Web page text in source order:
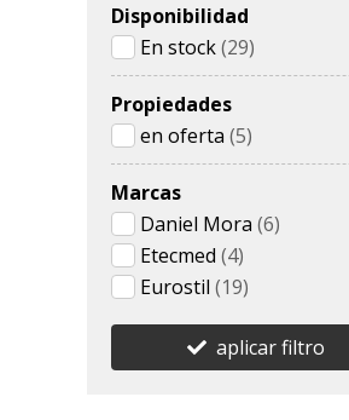
Disponibilidad
En stock(29)
Propiedades
en oferta (5)
Marcas
Daniel Mora (6)
Etecmed (4)
Eurostil (19)
aplicar filtro